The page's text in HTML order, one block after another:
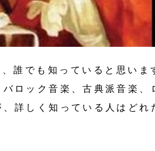
誰でも知っていると思いま
ロック音楽、古典派音楽、
詳しく知っている人はどれ